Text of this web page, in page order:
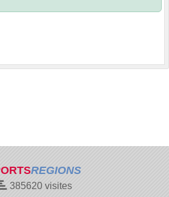
REGIONS
385620 visites